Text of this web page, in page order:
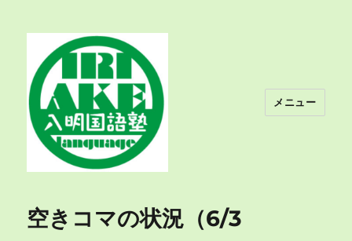
メニュー
空きコマの状況（6/3